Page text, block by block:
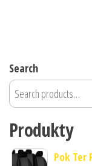
Search
Produkty
Pok Ter